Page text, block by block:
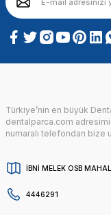
Türkiye’nin en büyük
dentalparca.com
numaralı telefondan bize
İBNİ MELEK OSB
4446291